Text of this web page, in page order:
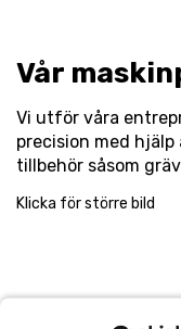
Vår
Vi utför våra
precision med hjälp
tillbehör såsom
Klicka för större bild